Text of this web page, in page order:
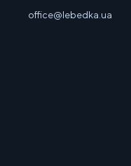
office@lebedka.ua